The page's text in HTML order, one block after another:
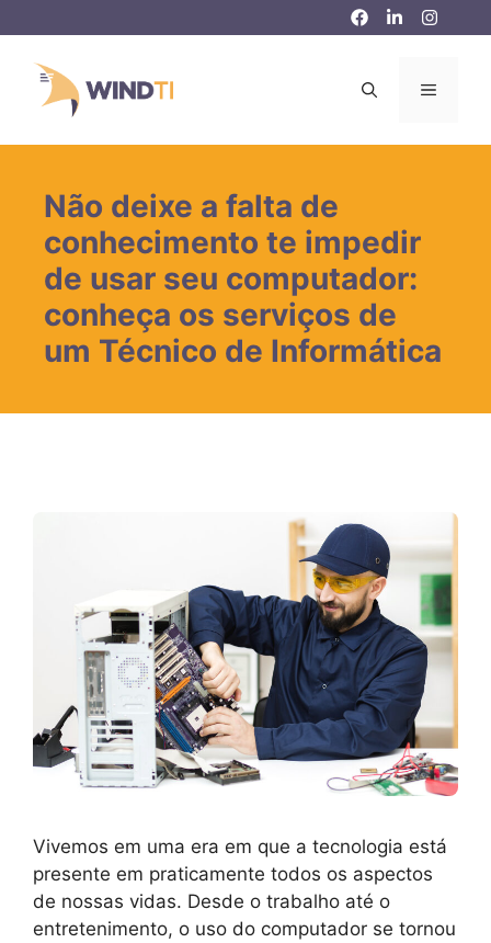
para
conteúdo
MENU
Não deixe a falta de
conhecimento te impedir
de usar seu computador:
conheça os serviços de
um Técnico de Informática
Vivemos em uma era em que a tecnologia está
presente em praticamente todos os aspectos
de nossas vidas. Desde o trabalho até o
entretenimento, o uso do computador se tornou